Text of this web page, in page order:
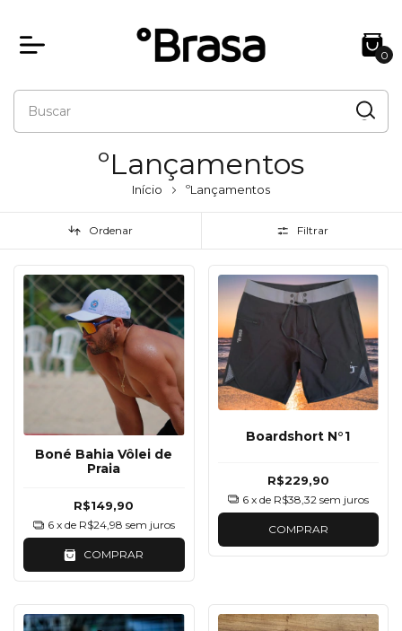
0
ºLançamentos
Início ºLançamentos
Ordenar Filtrar
Boné Bahia Vôlei de
Praia
R$149,90
6 x de R$24,98 sem juros
COMPRAR
Boardshort N°1
R$229,90
6 x de R$38,32 sem juros
COMPRAR